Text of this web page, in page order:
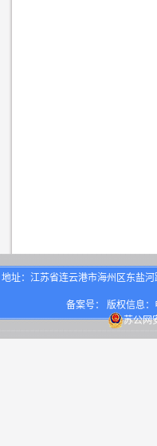
地址：江苏省连云港市海州区东盐河
备案号： 版权信息：
苏公网